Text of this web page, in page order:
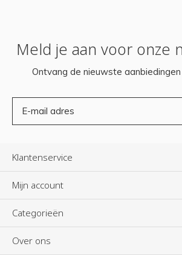
Meld je aan voor onze
Ontvang de nieuwste
Klantenservice
Mijn account
Categorieën
Over ons